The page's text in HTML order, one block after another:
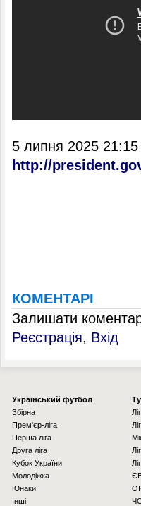
5 липня 2025 21:15
http://
КОМЕНТАРІ
Залишати
Реєстрація, Вхід
Українcький футбол
Збірна
Прем'єр-ліга
Перша ліга
Друга ліга
Кубок України
Молодіжка
Юнаки
Інші